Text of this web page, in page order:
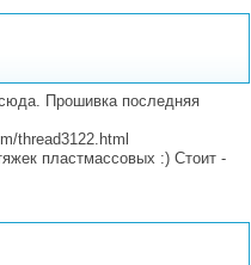
Прошивка последняя
thread3122.html
пластмассовых :) Стоит -